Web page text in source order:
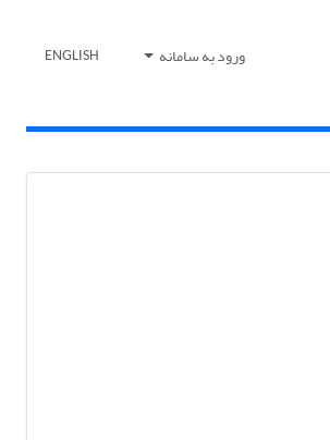
ورود به سامانه ENGLISH